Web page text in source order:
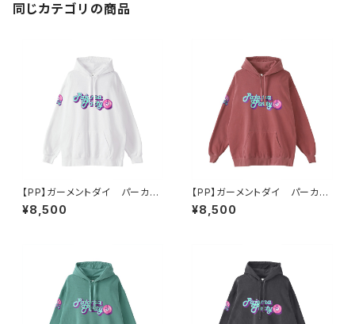
同じカテゴリの商品
【PP】ガーメントダイ パーカー
（ホワイト）
¥8,500
【PP】ガーメントダイ パーカー
（バーガンディ）
¥8,500